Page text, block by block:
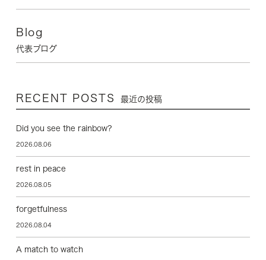
Blog
代表ブログ
RECENT POSTS 最近の投稿
Did you see the rainbow?
2026.08.06
rest in peace
2026.08.05
forgetfulness
2026.08.04
A match to watch